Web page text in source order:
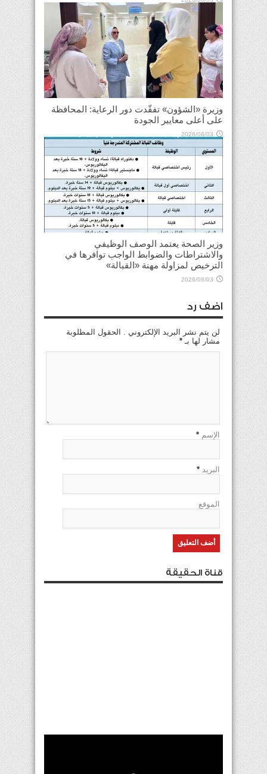
وزيرة «الشؤون» تفقّدت دور الرعاية: المحافظة
على أعلى معايير الجودة
2026/08/03
وزير الصحة يعتمد الوصف الوظيفي
والاشتراطات والضوابط الواجب توافرها في
الترخيص لمزاولة مهنة «القبالة»
2026/08/03
اضف رد
لن يتم نشر البريد الإلكتروني . الحقول المطلوبة
مشار لها بـ *
الإسم *
البريد *
الموقع
قناة الحقيقة